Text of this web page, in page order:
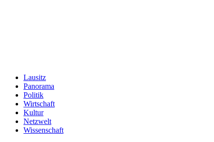
Lausitz
Panorama
Politik
Wirtschaft
Kultur
Netzwelt
Wissenschaft